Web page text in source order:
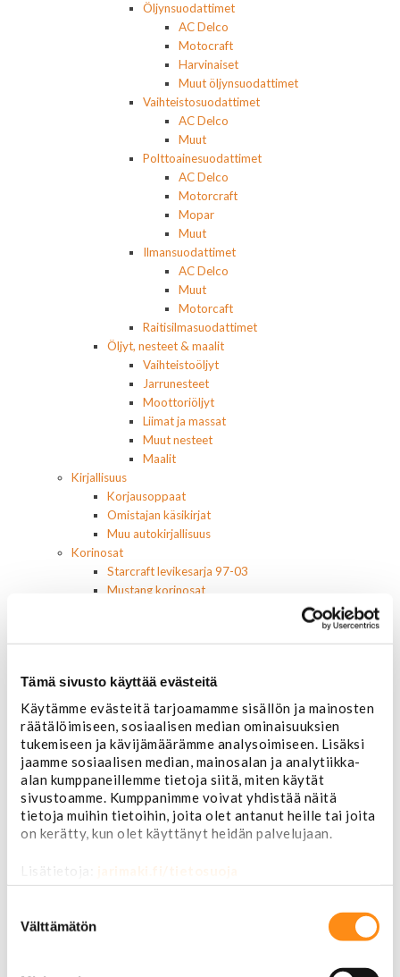
Tämä sivusto käyttää evästeitä
Käytämme evästeitä tarjoamamme sisällön ja mainosten
räätälöimiseen, sosiaalisen median ominaisuuksien
tukemiseen ja kävijämäärämme analysoimiseen. Lisäksi
jaamme sosiaalisen median, mainosalan ja analytiikka-
alan kumppaneillemme tietoja siitä, miten käytät
sivustoamme. Kumppanimme voivat yhdistää näitä
tietoja muihin tietoihin, joita olet antanut heille tai joita
on kerätty, kun olet käyttänyt heidän palvelujaan.
Lisätietoja: jarimaki.fi/tietosuoja
valinta
Välttämätön
Öljynsuodattimet
AC Delco
Motocraft
Harvinaiset
Muut öljynsuodattimet
Vaihteistosuodattimet
AC Delco
Muut
Polttoainesuodattimet
AC Delco
Motorcraft
Mopar
Muut
Ilmansuodattimet
AC Delco
Muut
Motorcaft
Raitisilmasuodattimet
Öljyt, nesteet & maalit
Vaihteistoöljyt
Jarrunesteet
Moottoriöljyt
Liimat ja massat
Muut nesteet
Maalit
Kirjallisuus
Korjausoppaat
Omistajan käsikirjat
Muu autokirjallisuus
Korinosat
Starcraft levikesarja 97-03
Mustang korinosat
Van 1997-
Pick upp 2000-2007
Pick upp 2008-
Suburban 1992-1999
Suburban 2000-2006
Tahoe 2000-2007
Corvette
Chevrolet muut
Ford
Dodge
Buick